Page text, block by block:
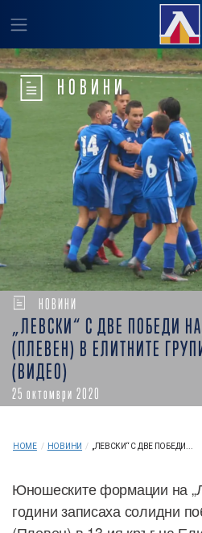
НОВИНИ
НОВИНИ
„ЛЕВСКИ“ С ДВЕ ПОБЕДИ
(ПЛЕВЕН) В ЕЛИТНИТЕ
(ВИДЕО)
25 октомври 2020
HOME / НОВИНИ / „ЛЕВСКИ“ С ДВЕ ПОБЕДИ...
Юношеските формации на
години записаха солидни